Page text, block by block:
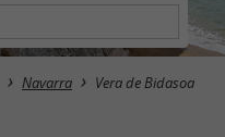
Navarra Vera de Bidasoa